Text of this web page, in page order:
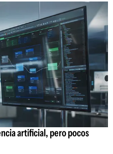
artificial, pero pocos